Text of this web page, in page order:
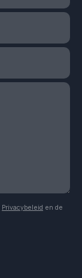
Privacybeleid en de